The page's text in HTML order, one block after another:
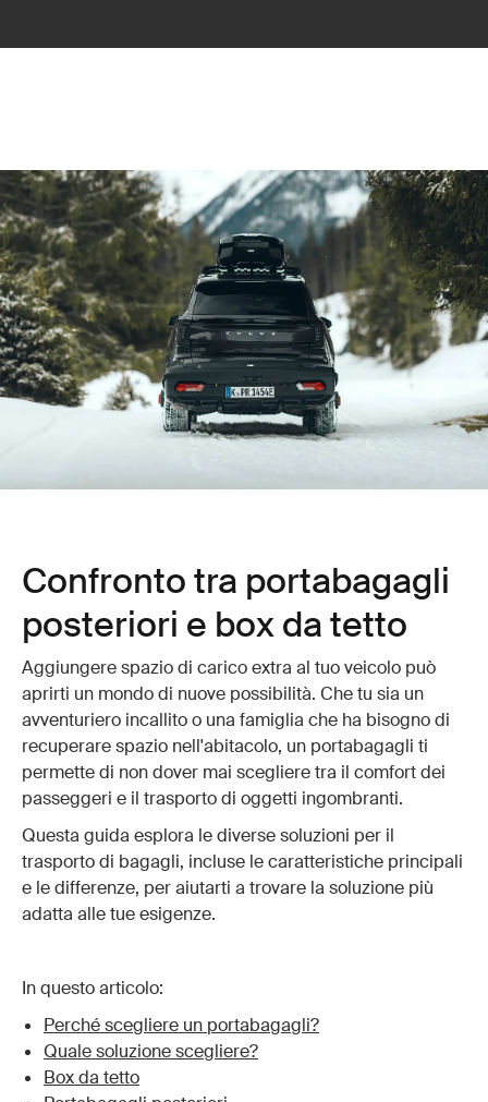
Confronto tra portabagagli
posteriori e box da tetto
Aggiungere spazio di carico extra al tuo veicolo può
aprirti un mondo di nuove possibilità. Che tu sia un
avventuriero incallito o una famiglia che ha bisogno di
recuperare spazio nell'abitacolo, un portabagagli ti
permette di non dover mai scegliere tra il comfort dei
passeggeri e il trasporto di oggetti ingombranti.
Questa guida esplora le diverse soluzioni per il
trasporto di bagagli, incluse le caratteristiche principali
e le differenze, per aiutarti a trovare la soluzione più
adatta alle tue esigenze.
In questo articolo:
Perché scegliere un portabagagli?
Quale soluzione scegliere?
Box da tetto